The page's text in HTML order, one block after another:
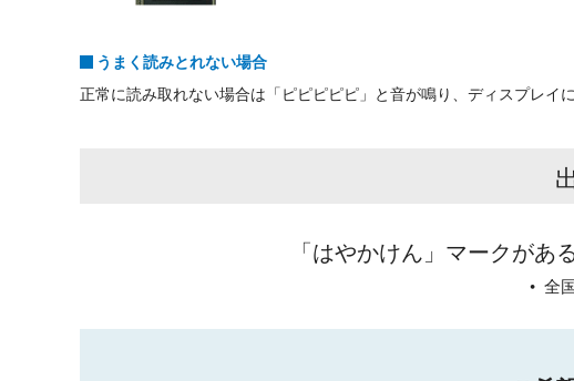
うまく読みとれない場合
正常に読み取れない場合は「ピピピピピ」と音が鳴り、ディスプレイ
「はやかけん」マークがあ
• 全